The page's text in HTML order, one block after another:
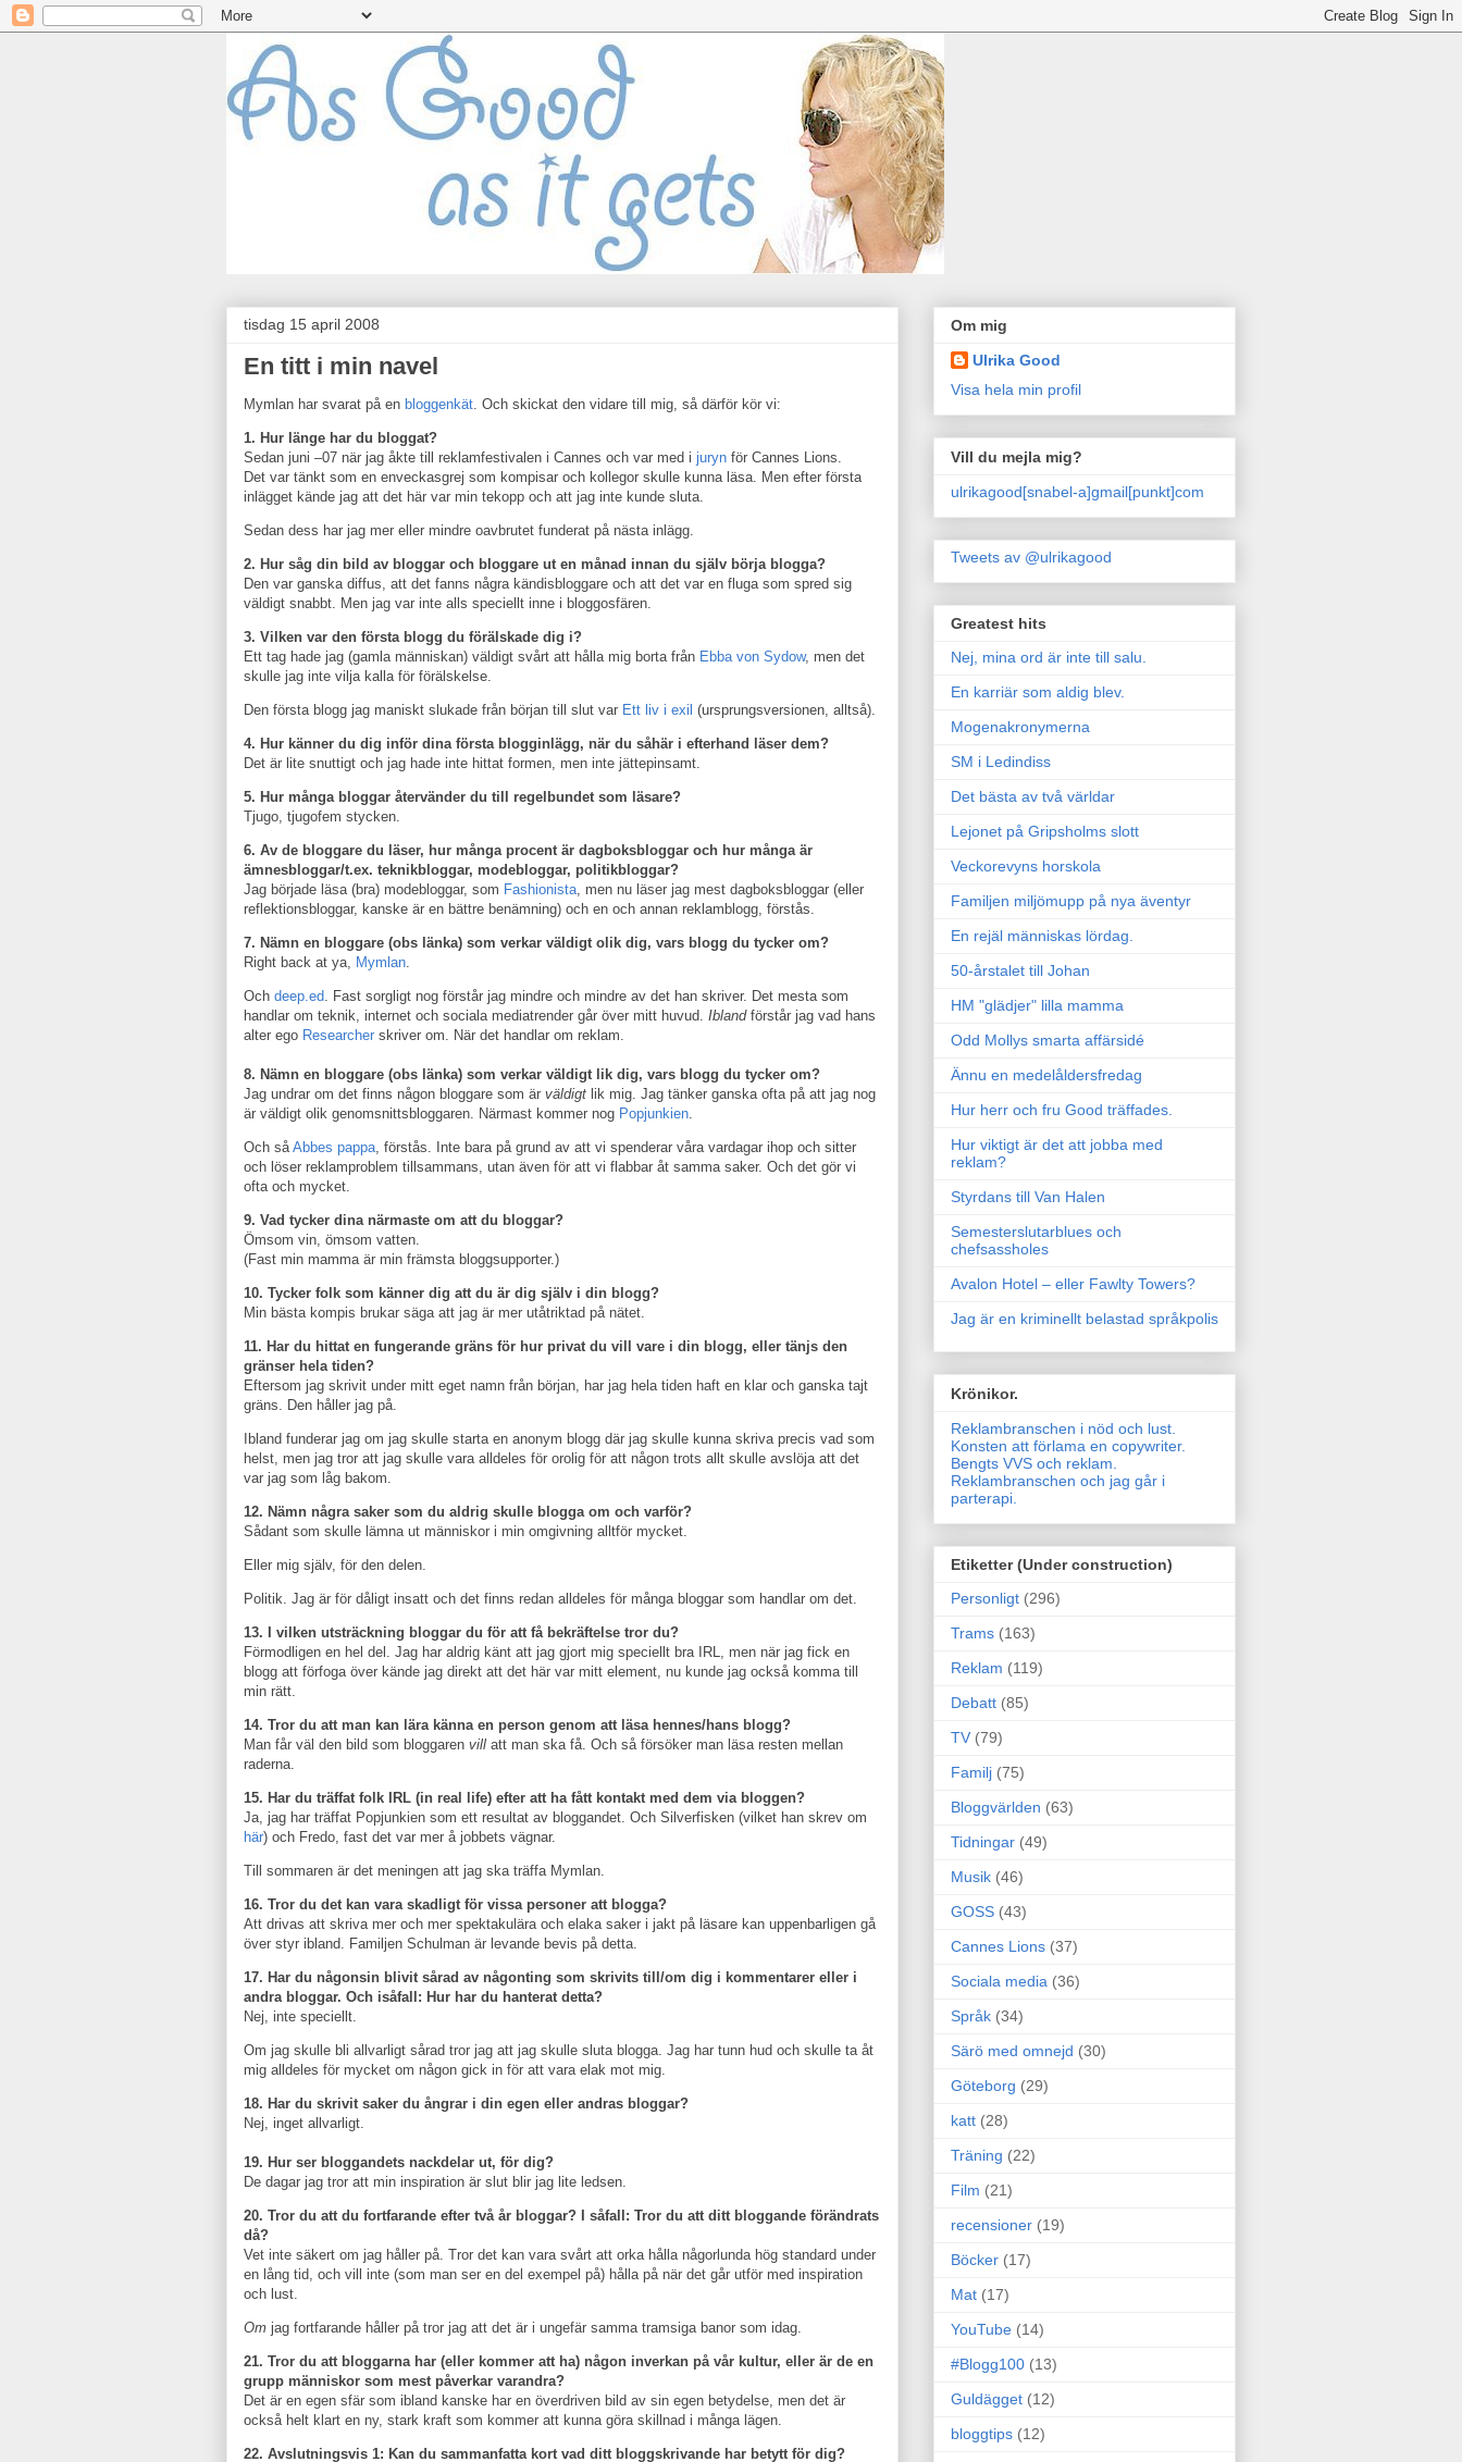
tisdag 15 april 2008
En titt i min navel
Mymlan har svarat på en bloggenkät. Och skickat den vidare till mig, så därför kör vi:
1. Hur länge har du bloggat?
Sedan juni –07 när jag åkte till reklamfestivalen i Cannes och var med i juryn för Cannes Lions.
Det var tänkt som en enveckasgrej som kompisar och kollegor skulle kunna läsa. Men efter första
inlägget kände jag att det här var min tekopp och att jag inte kunde sluta.
Sedan dess har jag mer eller mindre oavbrutet funderat på nästa inlägg.
2. Hur såg din bild av bloggar och bloggare ut en månad innan du själv börja blogga?
Den var ganska diffus, att det fanns några kändisbloggare och att det var en fluga som spred sig
väldigt snabbt. Men jag var inte alls speciellt inne i bloggosfären.
3. Vilken var den första blogg du förälskade dig i?
Ett tag hade jag (gamla människan) väldigt svårt att hålla mig borta från Ebba von Sydow, men det
skulle jag inte vilja kalla för förälskelse.
Den första blogg jag maniskt slukade från början till slut var Ett liv i exil (ursprungsversionen, alltså).
4. Hur känner du dig inför dina första blogginlägg, när du såhär i efterhand läser dem?
Det är lite snuttigt och jag hade inte hittat formen, men inte jättepinsamt.
5. Hur många bloggar återvänder du till regelbundet som läsare?
Tjugo, tjugofem stycken.
6. Av de bloggare du läser, hur många procent är dagboksbloggar och hur många är
ämnesbloggar/t.ex. teknikbloggar, modebloggar, politikbloggar?
Jag började läsa (bra) modebloggar, som Fashionista, men nu läser jag mest dagboksbloggar (eller
reflektionsbloggar, kanske är en bättre benämning) och en och annan reklamblogg, förstås.
7. Nämn en bloggare (obs länka) som verkar väldigt olik dig, vars blogg du tycker om?
Right back at ya, Mymlan.
Och deep.ed. Fast sorgligt nog förstår jag mindre och mindre av det han skriver. Det mesta som
handlar om teknik, internet och sociala mediatrender går över mitt huvud. Iblandförstår jag vad hans
alter ego Researcher skriver om. När det handlar om reklam.
8. Nämn en bloggare (obs länka) som verkar väldigt lik dig, vars blogg du tycker om?
Jag undrar om det finns någon bloggare som är väldigt lik mig. Jag tänker ganska ofta på att jag nog
är väldigt olik genomsnittsbloggaren. Närmast kommer nog Popjunkien.
Och såAbbes pappa, förstås. Inte bara på grund av att vi spenderar våra vardagar ihop och sitter
och löser reklamproblem tillsammans, utan även för att vi flabbar åt samma saker. Och det gör vi
ofta och mycket.
9. Vad tycker dina närmaste om att du bloggar?
Ömsom vin, ömsom vatten.
(Fast min mamma är min främsta bloggsupporter.)
10. Tycker folk som känner dig att du är dig själv i din blogg?
Min bästa kompis brukar säga att jag är mer utåtriktad på nätet.
11. Har du hittat en fungerande gräns för hur privat du vill vare i din blogg, eller tänjs den
gränser hela tiden?
Eftersom jag skrivit under mitt eget namn från början, har jag hela tiden haft en klar och ganska tajt
gräns. Den håller jag på.
Ibland funderar jag om jag skulle starta en anonym blogg där jag skulle kunna skriva precis vad som
helst, men jag tror att jag skulle vara alldeles för orolig för att någon trots allt skulle avslöja att det
var jag som låg bakom.
12. Nämn några saker som du aldrig skulle blogga om och varför?
Sådant som skulle lämna ut människor i min omgivning alltför mycket.
Eller mig själv, för den delen.
Politik. Jag är för dåligt insatt och det finns redan alldeles för många bloggar som handlar om det.
13. I vilken utsträckning bloggar du för att få bekräftelse tror du?
Förmodligen en hel del. Jag har aldrig känt att jag gjort mig speciellt bra IRL, men när jag fick en
blogg att förfoga över kände jag direkt att det här var mitt element, nu kunde jag också komma till
min rätt.
14. Tror du att man kan lära känna en person genom att läsa hennes/hans blogg?
Man får väl den bild som bloggaren vill att man ska få. Och så försöker man läsa resten mellan
raderna.
15. Har du träffat folk IRL (in real life) efter att ha fått kontakt med dem via bloggen?
Ja, jag har träffat Popjunkien som ett resultat av bloggandet. Och Silverfisken (vilket han skrev om
här) och Fredo, fast det var mer å jobbets vägnar.
Till sommaren är det meningen att jag ska träffa Mymlan.
16. Tror du det kan vara skadligt för vissa personer att blogga?
Att drivas att skriva mer och mer spektakulära och elaka saker i jakt på läsare kan uppenbarligen gå
över styr ibland. Familjen Schulman är levande bevis på detta.
17. Har du någonsin blivit sårad av någonting som skrivits till/om dig i kommentarer eller i
andra bloggar. Och isåfall: Hur har du hanterat detta?
Nej, inte speciellt.
Om jag skulle bli allvarligt sårad tror jag att jag skulle sluta blogga. Jag har tunn hud och skulle ta åt
mig alldeles för mycket om någon gick in för att vara elak mot mig.
18. Har du skrivit saker du ångrar i din egen eller andras bloggar?
Nej, inget allvarligt.
19. Hur ser bloggandets nackdelar ut, för dig?
De dagar jag tror att min inspiration är slut blir jag lite ledsen.
20. Tror du att du fortfarande efter två år bloggar? I såfall: Tror du att ditt bloggande förändrats
då?
Vet inte säkert om jag håller på. Tror det kan vara svårt att orka hålla någorlunda hög standard under
en lång tid, och vill inte (som man ser en del exempel på) hålla på när det går utför med inspiration
och lust.
Om jag fortfarande håller på tror jag att det är i ungefär samma tramsiga banor som idag.
21. Tror du att bloggarna har (eller kommer att ha) någon inverkan på vår kultur, eller är de en
grupp människor som mest påverkar varandra?
Det är en egen sfär som ibland kanske har en överdriven bild av sin egen betydelse, men det är
också helt klart en ny, stark kraft som kommer att kunna göra skillnad i många lägen.
22. Avslutningsvis 1: Kan du sammanfatta kort vad ditt bloggskrivande har betytt för dig?
Om mig
Ulrika Good
Visa hela min profil
Vill du mejla mig?
ulrikagood[snabel-a]gmail[punkt]com
Tweets av @ulrikagood
Greatest hits
Nej, mina ord är inte till salu.
En karriär som aldig blev.
Mogenakronymerna
SM i Ledindiss
Det bästa av två världar
Lejonet på Gripsholms slott
Veckorevyns horskola
Familjen miljömupp på nya äventyr
En rejäl människas lördag.
50-årstalet till Johan
HM "glädjer" lilla mamma
Odd Mollys smarta affärsidé
Ännu en medelåldersfredag
Hur herr och fru Good träffades.
Hur viktigt är det att jobba med
reklam?
Styrdans till Van Halen
Semesterslutarblues och
chefsassholes
Avalon Hotel – eller Fawlty Towers?
Jag är en kriminellt belastad språkpolis
Krönikor.
Reklambranschen i nöd och lust.
Konsten att förlama en copywriter.
Bengts VVS och reklam.
Reklambranschen och jag går i
parterapi.
Etiketter (Under construction)
Personligt (296)
Trams (163)
Reklam (119)
Debatt (85)
TV (79)
Familj (75)
Bloggvärlden (63)
Tidningar (49)
Musik (46)
GOSS (43)
Cannes Lions (37)
Sociala media (36)
Språk (34)
Särö med omnejd (30)
Göteborg (29)
katt (28)
Träning (22)
Film (21)
recensioner (19)
Böcker (17)
Mat (17)
YouTube (14)
#Blogg100 (13)
Guldägget (12)
bloggtips (12)